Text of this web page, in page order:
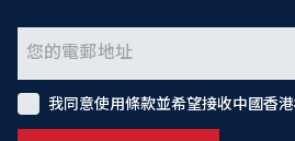
我同意使用條款並希望接收中國香